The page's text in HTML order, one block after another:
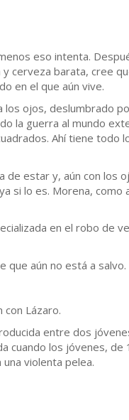
eso intenta.
cerveza barata, cree
en el que aún vive.
los ojos, deslumbrado
la guerra al mundo
Ahí tiene todo
de estar y, aún con
si lo es. Morena,
en el robo de
que aún no está a salvo.
Lázaro.
entre dos
cuando los jóvenes,
violenta pelea.